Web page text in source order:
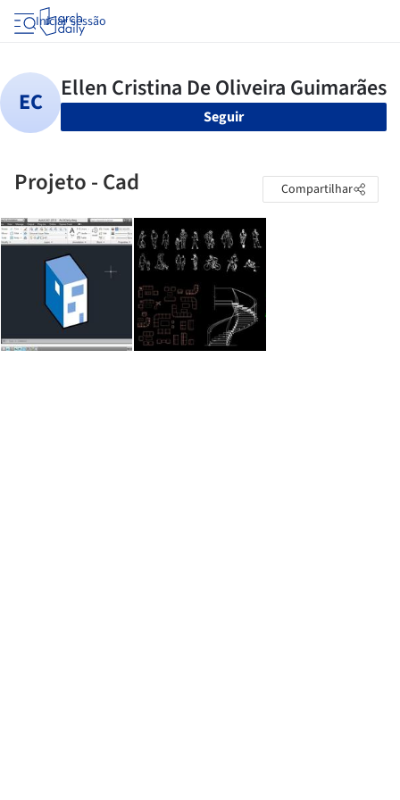
Iniciar sessão
Seguir
Projeto - Cad Compartilhar